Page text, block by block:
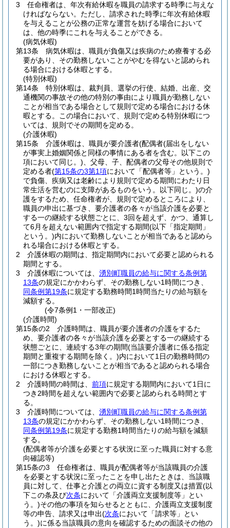
3
任命権者は、年次有給休暇を職員の請求する時季に与えな
ければならない。 ただし、請求された時季に年次有給休暇
を与えることが公務の正常な運営を妨げる場合において
は、他の時季にこれを与えることができる。
(病気休暇)
第13条
病気休暇は、職員が負傷又は疾病のため療養する必
要があり、その勤務しないことがやむを得ないと認められ
る場合における休暇とする。
(特別休暇)
第14条
特別休暇は、裁判員、選挙の行使、結婚、出産、交
通機関の事故その他の特別の事由により職員が勤務しない
ことが相当である場合として規則で定める場合における休
暇とする。
この場合において、規則で定める特別休暇につ
いては、規則でその期間を定める。
(介護休暇)
第15条
介護休暇は、職員が要介護者(配偶者(届出をしない
が事実上婚姻関係と同様の事情にある者を含む。以下この
項において同じ。) 、父母、子、配偶者の父母その他規則で
定める者(第15条の3第1項において「配偶者等」という。)
で負傷、疾病又は老齢により規則で定める期間にわたり日
常生活を営むのに支障があるものをいう。以下同じ。)の介
護をするため、任命権者が、規則で定めるところにより、
職員の申出に基づき、要介護者の各々が当該介護を必要と
する一の継続する状態ごとに、3回を超えず、かつ、通算し
て6月を超えない範囲内で指定する期間(以下「指定期間」
という。)内において勤務しないことが相当であると認めら
れる場合における休暇とする。
2
介護休暇の期間は、指定期間内において必要と認められる
期間とする。
3
介護休暇については、 湧別町職員の給与に関する条例第
13条の規定にかかわらず、その勤務しない1時間につき、
同条例第19条に規定する勤務時間1時間当たりの給与額を
減額する。
(令7条例1・一部改正)
(介護時間)
第15条の2
介護時間は、職員が要介護者の介護をするた
め、要介護者の各々が当該介護を必要とする一の継続する
状態ごとに、連続する3年の期間(当該要介護者に係る指定
期間と重複する期間を除く。)内において1日の勤務時間の
一部につき勤務しないことが相当であると認められる場合
における休暇とする。
2
介護時間の時間は、 前項に規定する期間内において1日に
つき2時間を超えない範囲内で必要と認められる時間とす
る。
3
介護時間については、 湧別町職員の給与に関する条例第
13条の規定にかかわらず、その勤務しない1時間につき、
同条例第19条に規定する勤務1時間当たりの給与額を減額
する。
(配偶者等が介護を必要とする状況に至った職員に対する意
向確認等)
第15条の3
任命権者は、職員が配偶者等が当該職員の介護
を必要とする状況に至ったことを申し出たときは、当該職
員に対して、仕事と介護との両立に資する制度又は措置(以
下この条及び次条において「介護両立支援制度等」とい
う。)その他の事項を知らせるとともに、介護両立支援制度
等の申告、請求又は申出(次条において「請求等」とい
う。)に係る当該職員の意向を確認するための面談その他の